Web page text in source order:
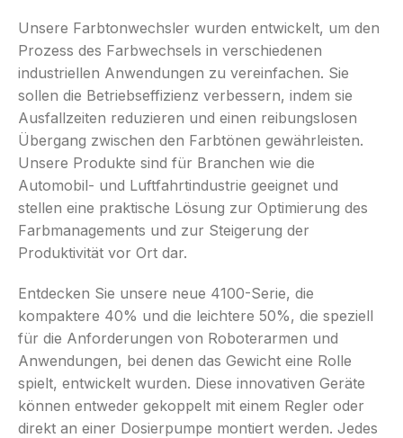
Unsere Farbtonwechsler wurden entwickelt, um den
Prozess des Farbwechsels in verschiedenen
industriellen Anwendungen zu vereinfachen. Sie
sollen die Betriebseffizienz verbessern, indem sie
Ausfallzeiten reduzieren und einen reibungslosen
Übergang zwischen den Farbtönen gewährleisten.
Unsere Produkte sind für Branchen wie die
Automobil- und Luftfahrtindustrie geeignet und
stellen eine praktische Lösung zur Optimierung des
Farbmanagements und zur Steigerung der
Produktivität vor Ort dar.
Entdecken Sie unsere neue 4100-Serie, die
kompaktere 40% und die leichtere 50%, die speziell
für die Anforderungen von Roboterarmen und
Anwendungen, bei denen das Gewicht eine Rolle
spielt, entwickelt wurden. Diese innovativen Geräte
können entweder gekoppelt mit einem Regler oder
direkt an einer Dosierpumpe montiert werden. Jedes